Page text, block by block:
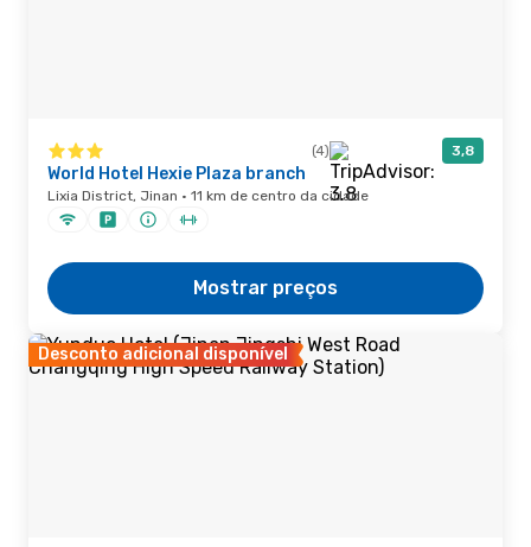
(4) 3,8
World Hotel Hexie Plaza branch
Lixia District, Jinan · 11 km de centro da cidade
Mostrar preços
Desconto adicional disponível